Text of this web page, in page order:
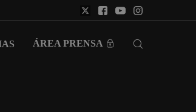
ÁREA PRENSA